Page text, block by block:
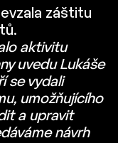
záštitu
aktivitu
uvedu Lukáše
se vydali
umožňujícího
a upravit
návrh